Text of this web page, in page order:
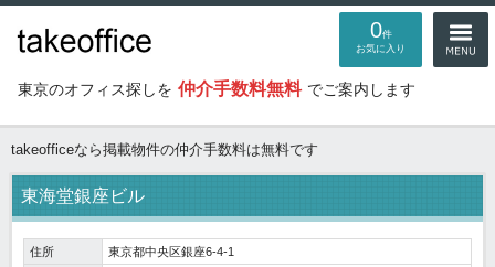
東京のオフィス探しを 仲介手数料無料 でご案内します
0件
お気に入り
takeofficeなら掲載物件の仲介手数料は無料です
東海堂銀座ビル
住所 東京都中央区銀座6-4-1